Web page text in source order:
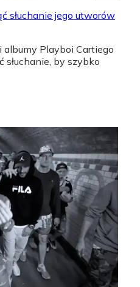
słuchanie jego utworów
Playboi Cartiego
słuchanie, by szybko